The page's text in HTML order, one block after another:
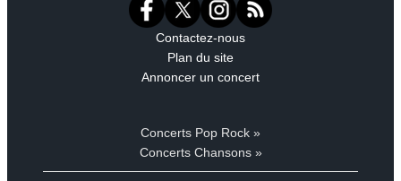
Contactez-nous
Plan du site
Annoncer un concert
Concerts Pop Rock »
Concerts Chansons »